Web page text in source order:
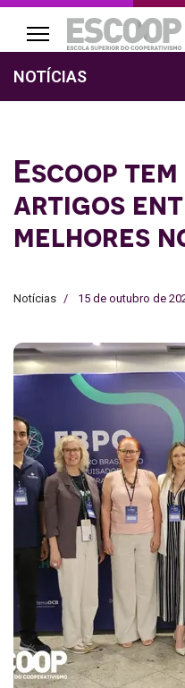
NOTÍCIAS
Escoop
artigos
melhores
Notícias 15 de outubro de